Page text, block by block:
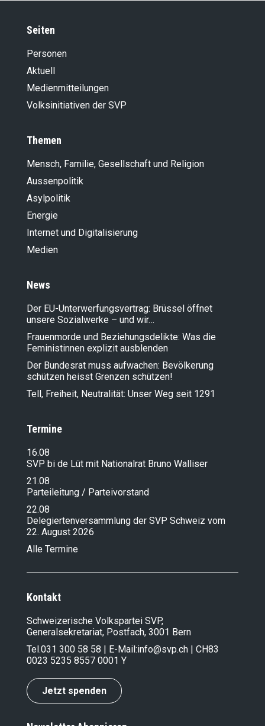
Seiten
Personen
Aktuell
Medienmitteilungen
Volksinitiativen der SVP
Themen
Mensch, Familie, Gesellschaft und Religion
Aussenpolitik
Asylpolitik
Energie
Internet und Digitalisierung
Medien
News
Der EU-Unterwerfungsvertrag: Brüssel öffnet
unsere Sozialwerke – und wir…
Frauenmorde und Beziehungsdelikte: Was die
Feministinnen explizit ausblenden
Der Bundesrat muss aufwachen: Bevölkerung
schützen heisst Grenzen schützen!
Tell, Freiheit, Neutralität: Unser Weg seit 1291
Termine
16.08
SVP bi de Lüt mit Nationalrat Bruno Walliser
21.08
Parteileitung / Parteivorstand
22.08
Delegiertenversammlung der SVP Schweiz vom
22. August 2026
Alle Termine
Kontakt
Schweizerische Volkspartei SVP,
Generalsekretariat, Postfach, 3001 Bern
Tel.031 300 58 58 | E-Mail:info@svp.ch | CH83
0023 5235 8557 0001 Y
Jetzt spenden